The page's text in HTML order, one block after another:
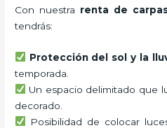
Con nuestra renta de
tendrás:
Protección del sol y la
temporada.
Un espacio delimitado que
decorado.
Posibilidad de colocar